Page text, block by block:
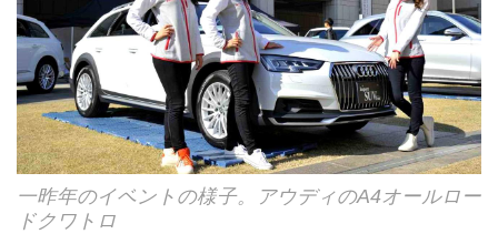
一昨年のイベントの様子。アウディのA4オールロー
ドクワトロ